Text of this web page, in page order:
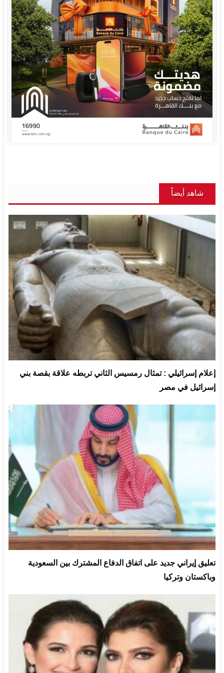
شاهد أيضاً
إعلام إسرائيلي : تمثال رمسيس الثاني تربطه علاقة بقصة بني
إسرائيل في مصر
تعليق إيراني جديد على اتفاق الدفاع المشترك بين السعودية
وباكستان وتركيا